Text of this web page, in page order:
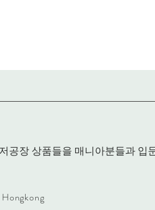
공장 상품들을 매니아분들과